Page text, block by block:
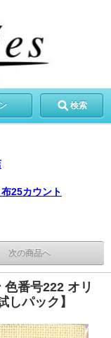
検索
25カウント
次の商品へ
番号222 オリ
パック】